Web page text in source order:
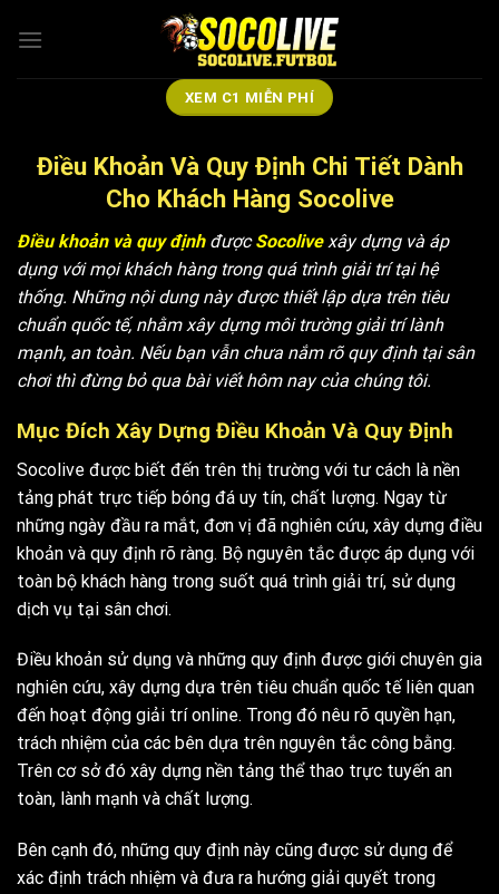
XEM C1 MIỄN PHÍ
Điều Khoản Và Quy Định Chi Tiết Dành
Cho Khách Hàng Socolive
Điều khoản và quy địnhđượcSocolivexây dựng và áp
dụng với mọi khách hàng trong quá trình giải trí tại hệ
thống. Những nội dung này được thiết lập dựa trên tiêu
chuẩn quốc tế, nhằm xây dựng môi trường giải trí lành
mạnh, an toàn. Nếu bạn vẫn chưa nắm rõ quy định tại sân
chơi thì đừng bỏ qua bài viết hôm nay của chúng tôi.
Mục Đích Xây Dựng Điều Khoản Và Quy Định
Socolive được biết đến trên thị trường với tư cách là nền
tảng phát trực tiếp bóng đá uy tín, chất lượng. Ngay từ
những ngày đầu ra mắt, đơn vị đã nghiên cứu, xây dựng điều
khoản và quy định rõ ràng. Bộ nguyên tắc được áp dụng với
toàn bộ khách hàng trong suốt quá trình giải trí, sử dụng
dịch vụ tại sân chơi.
Điều khoản sử dụng và những quy định được giới chuyên gia
nghiên cứu, xây dựng dựa trên tiêu chuẩn quốc tế liên quan
đến hoạt động giải trí online. Trong đó nêu rõ quyền hạn,
trách nhiệm của các bên dựa trên nguyên tắc công bằng.
Trên cơ sở đó xây dựng nền tảng thể thao trực tuyến an
toàn, lành mạnh và chất lượng.
Bên cạnh đó, những quy định này cũng được sử dụng để
xác định trách nhiệm và đưa ra hướng giải quyết trong